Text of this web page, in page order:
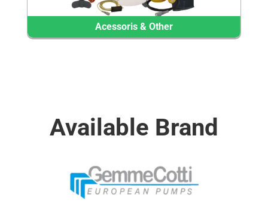
Acessoris & Other
Available Brand